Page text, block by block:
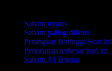
Saham teratas
Saham paling diikuti
Peningkat Tertinggi Hari Ini
Penurunan terbesar hari ini
Saham AI Teratas